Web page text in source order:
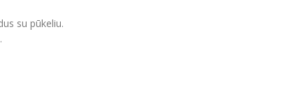
su pūkeliu.